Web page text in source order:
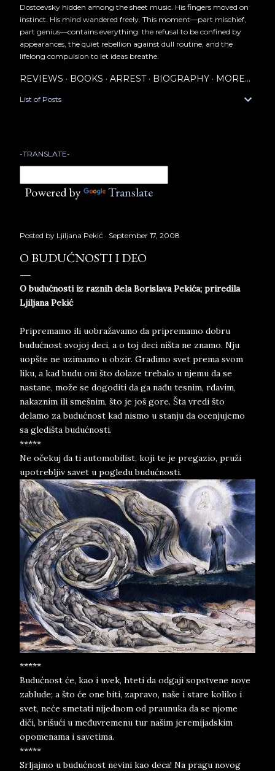
Dostoevsky hidden among the sheet music. His fingers moved on
instinct. His mind wandered freely. This moment—part mischief,
part genius—contains everything: the refusal to be confined by
appearances, the quiet rebellion against dull routine, and the
lifelong compulsion to let ideas breathe.
REVIEWS BOOKS ARREST BIOGRAPHY MORE…
List of Posts
-TRANSLATE-
Powered by Translate
Posted by Ljiljana Pekić September 17, 2008
O BUDUĆNOSTI I DEO
O budućnosti iz raznih dela Borislava Pekića; priredila
Ljiljana Pekić
Pripremamo ili uobražavamo da pripremamo dobru
budućnost svojoj deci, a o toj deci ništa ne znamo. Nju
uopšte ne uzimamo u obzir. Gradimo svet prema svom
liku, a kad budu oni što dolaze trebalo u njemu da se
nastane, može se dogoditi da ga nađu tesnim, rđavim,
nakaznim ili smešnim, što je još gore. Šta vredi što
delamo za budućnost kad nismo u stanju da ocenjujemo
sa gledišta budućnosti.
*****
Ne očekuj da ti automobilist, koji te je pregazio, pruži
upotrebljiv savet u pogledu budućnosti.
*****
Budućnost će, kao i uvek, hteti da odgaji sopstvene nove
zablude; a što će one biti, zapravo, naše i stare koliko i
svet, neće smetati nijednom od praunuka da se njome
diči, brišući u međuvremenu tur našim jeremijadskim
opomenama i savetima.
*****
Srljajmo u budućnost nevini kao deca! Na pragu novog